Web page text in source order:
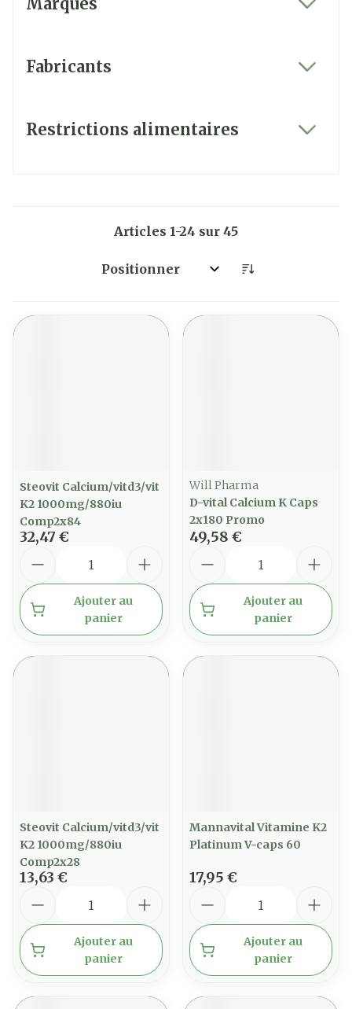
Fabricants
Restrictions alimentaires
Articles 1-24 sur 45
Trier par:
Steovit Calcium/vitd3/vit
K2 1000mg/880iu
Comp2x84
32,47 €
Ajouter au
panier
Will Pharma
D-vital Calcium K Caps
2x180 Promo
49,58 €
Ajouter au
panier
Steovit Calcium/vitd3/vit
K2 1000mg/880iu
Comp2x28
13,63 €
Ajouter au
panier
Mannavital Vitamine K2
Platinum V-caps 60
17,95 €
Ajouter au
panier